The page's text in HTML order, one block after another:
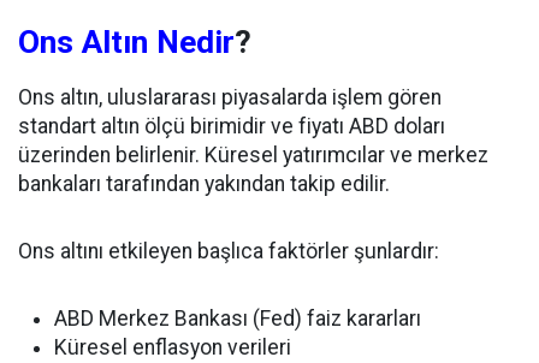
Ons Altın Nedir?
Ons altın, uluslararası piyasalarda işlem gören
standart altın ölçü birimidir ve fiyatı ABD doları
üzerinden belirlenir. Küresel yatırımcılar ve merkez
bankaları tarafından yakından takip edilir.
Ons altını etkileyen başlıca faktörler şunlardır:
ABD Merkez Bankası (Fed) faiz kararları
Küresel enflasyon verileri